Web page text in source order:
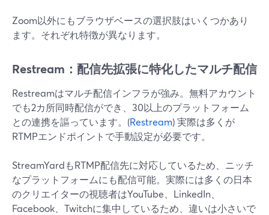
Zoom以外にもブラウザベースの選択肢はいくつかあり
ます。それぞれ特徴が異なります。
Restream：配信先拡張に特化したマルチ配信
Restreamはマルチ配信インフラが強み。無料アカウント
でも2カ所同時配信ができ、30以上のプラットフォーム
との連携を謳っています。(Restream) 実際は多くが
RTMPエンドポイントで手動設定が必要です。
StreamYardもRTMP配信先に対応しているため、ニッチ
なプラットフォームにも配信可能。実際には多くの日本
のクリエイターの視聴者はYouTube、LinkedIn、
Facebook、Twitchに集中しているため、違いは小さいで